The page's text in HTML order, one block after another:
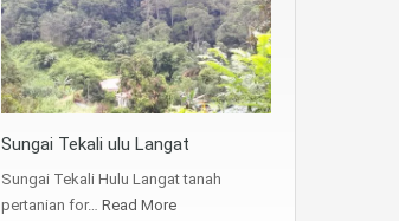
Sungai Tekali ulu Langat
Sungai Tekali Hulu Langat tanah
pertanian for… Read More